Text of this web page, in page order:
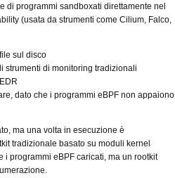
di programmi sandboxati direttamente nel
(usata da strumenti come Cilium, Falco,
sul disco
strumenti di monitoring tradizionali
dato che i programmi eBPF non appaiono
ma una volta in esecuzione è
tradizionale basato su moduli kernel
i programmi eBPF caricati, ma un rootkit